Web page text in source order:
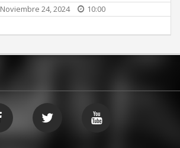
Noviembre 24, 2024 10:00